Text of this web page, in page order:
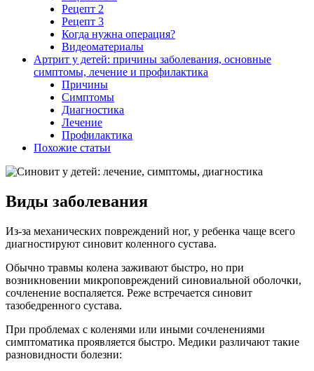
Рецепт 2
Рецепт 3
Когда нужна операция?
Видеоматериалы
Артрит у детей: причины заболевания, основные
симптомы, лечение и профилактика
Причины
Симптомы
Диагностика
Лечение
Профилактика
Похожие статьи
Виды заболевания
Из-за механических повреждений ног, у ребенка чаще всего
диагностируют синовит коленного сустава.
Обычно травмы колена заживают быстро, но при
возникновении микроповреждений синовиальной оболочки,
сочленение воспаляется. Реже встречается синовит
тазобедренного сустава.
При проблемах с коленями или иными сочленениями
симптоматика проявляется быстро. Медики различают такие
разновидности болезни: